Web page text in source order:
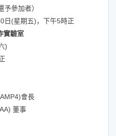
參加者）
日(星期五)，下午5時正
實驗室
)
會長
董事